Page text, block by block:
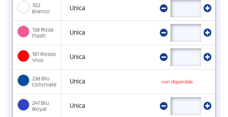
102
Bianco
Unica
138 Rosa
Flash
Unica
161 Rosso
Vivo
Unica
238 Blu
Coloniale
Unica non disponibile
241 Blu
Royal
Unica